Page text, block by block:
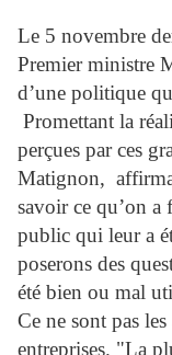
Le 5 novembre
Premier ministre
d’une politique
Promettant la
perçues par ces
Matignon,
savoir ce qu’on a
public qui leur a
poserons des
été bien ou mal
Ce ne sont pas
entreprises. "La